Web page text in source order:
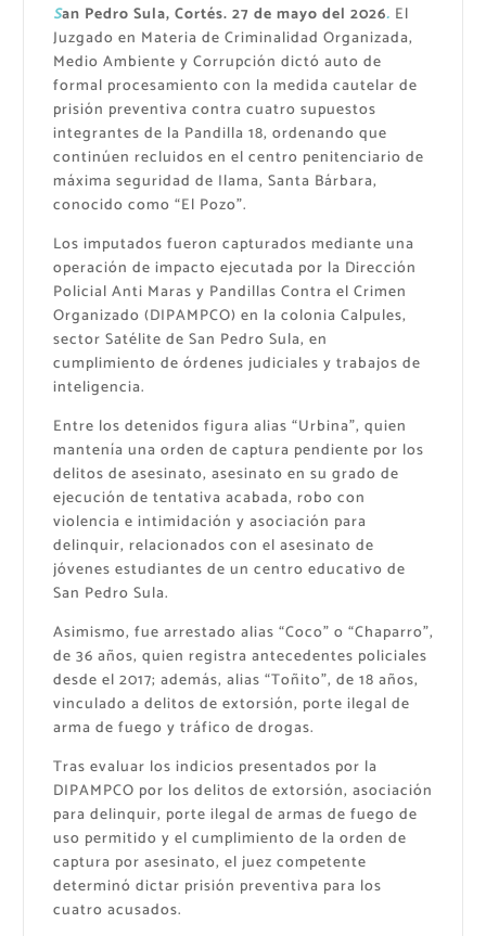
San Pedro Sula, Cortés. 27 de mayo del 2026. El
Juzgado en Materia de Criminalidad Organizada,
Medio Ambiente y Corrupción dictó auto de
formal procesamiento con la medida cautelar de
prisión preventiva contra cuatro supuestos
integrantes de la Pandilla 18, ordenando que
continúen recluidos en el centro penitenciario de
máxima seguridad de Ilama, Santa Bárbara,
conocido como “El Pozo”.
Los imputados fueron capturados mediante una
operación de impacto ejecutada por la Dirección
Policial Anti Maras y Pandillas Contra el Crimen
Organizado (DIPAMPCO) en la colonia Calpules,
sector Satélite de San Pedro Sula, en
cumplimiento de órdenes judiciales y trabajos de
inteligencia.
Entre los detenidos figura alias “Urbina”, quien
mantenía una orden de captura pendiente por los
delitos de asesinato, asesinato en su grado de
ejecución de tentativa acabada, robo con
violencia e intimidación y asociación para
delinquir, relacionados con el asesinato de
jóvenes estudiantes de un centro educativo de
San Pedro Sula.
Asimismo, fue arrestado alias “Coco” o “Chaparro”,
de 36 años, quien registra antecedentes policiales
desde el 2017; además, alias “Toñito”, de 18 años,
vinculado a delitos de extorsión, porte ilegal de
arma de fuego y tráfico de drogas.
Tras evaluar los indicios presentados por la
DIPAMPCO por los delitos de extorsión, asociación
para delinquir, porte ilegal de armas de fuego de
uso permitido y el cumplimiento de la orden de
captura por asesinato, el juez competente
determinó dictar prisión preventiva para los
cuatro acusados.